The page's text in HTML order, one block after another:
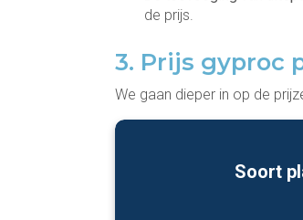
de prijs.
3. Prijs gyproc
We gaan dieper in op de
Soort